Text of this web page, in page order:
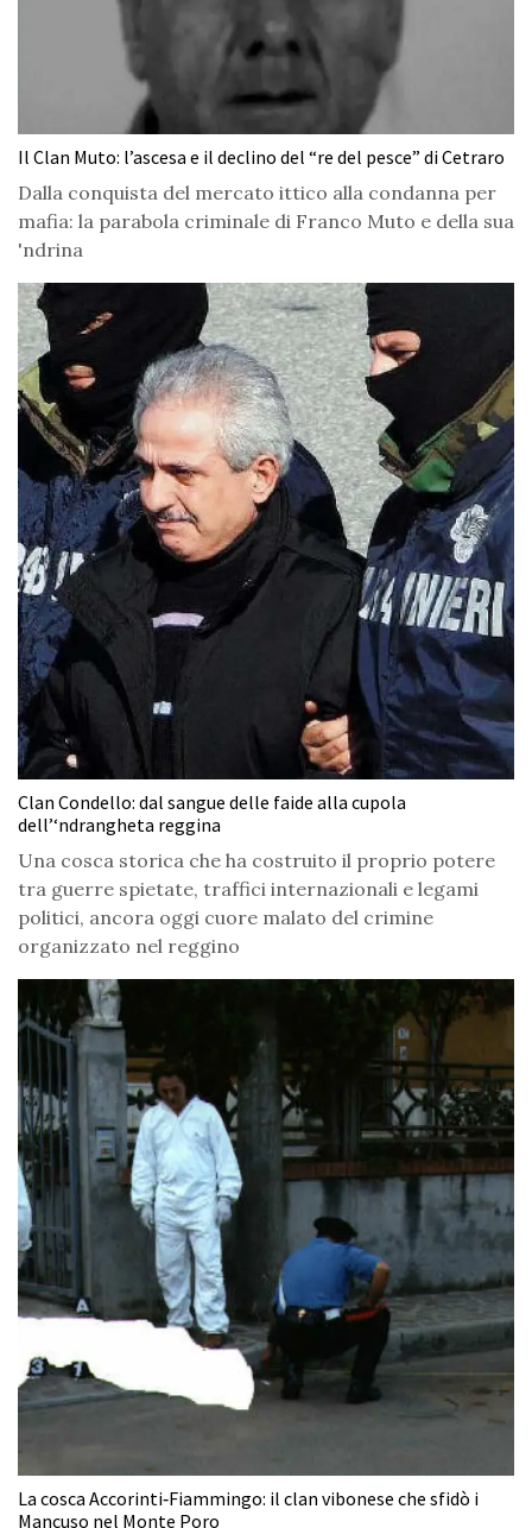
Il Clan Muto: l’ascesa e il declino del “re del pesce” di Cetraro
Dalla conquista del mercato ittico alla condanna per
mafia: la parabola criminale di Franco Muto e della sua
'ndrina
Clan Condello: dal sangue delle faide alla cupola
dell’‘ndrangheta reggina
Una cosca storica che ha costruito il proprio potere
tra guerre spietate, traffici internazionali e legami
politici, ancora oggi cuore malato del crimine
organizzato nel reggino
La cosca Accorinti‑Fiammingo: il clan vibonese che sfidò i
Mancuso nel Monte Poro